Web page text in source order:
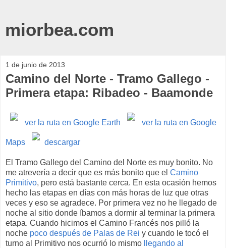
miorbea.com
1 de junio de 2013
Camino del Norte - Tramo Gallego -
Primera etapa: Ribadeo - Baamonde
ver la ruta en Google Earth ver la ruta en Google
Maps descargar
El Tramo Gallego del Camino del Norte es muy bonito. No
me atrevería a decir que es más bonito que el Camino
Primitivo, pero está bastante cerca. En esta ocasión hemos
hecho las etapas en días con más horas de luz que otras
veces y eso se agradece. Por primera vez no he llegado de
noche al sitio donde íbamos a dormir al terminar la primera
etapa. Cuando hicimos el Camino Francés nos pilló la
noche poco después de Palas de Rei y cuando le tocó el
turno al Primitivo nos ocurrió lo mismo
llegando al